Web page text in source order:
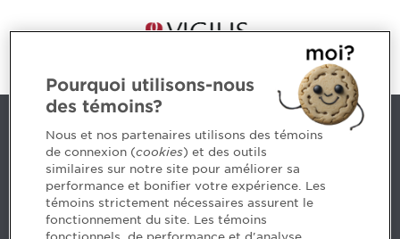
Nous joindre
5, Place Ville Marie, bureau 800, Montréal (Québec)
H3B 2G2
www.cpaquebec.ca
Pourquoi utilisons-nous
des témoins?
Nous et nos partenaires utilisons des témoins
de connexion (cookies) et des outils
similaires sur notre site pour améliorer sa
performance et bonifier votre expérience. Les
témoins strictement nécessaires assurent le
fonctionnement du site. Les témoins